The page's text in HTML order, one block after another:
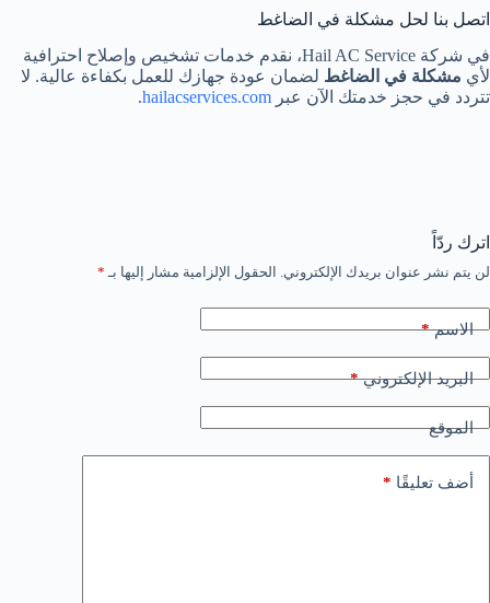
اتصل بنا لحل مشكلة في الضاغط
في شركة Hail AC Service، نقدم خدمات تشخيص وإصلاح احترافية
لأي مشكلة في الضاغط لضمان عودة جهازك للعمل بكفاءة عالية. لا
تتردد في حجز خدمتك الآن عبر hailacservices.com
.
اترك ردّاً
لن يتم نشر عنوان بريدك الإلكتروني. الحقول الإلزامية مشار إليها بـ *
الاسم*
البريد الإلكتروني*
الموقع
أضف تعليقًا *